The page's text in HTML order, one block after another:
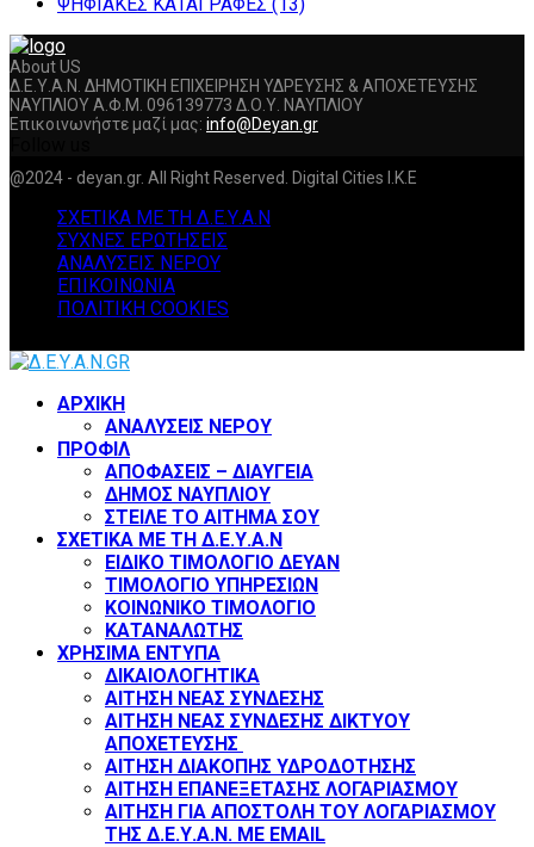
About US
Δ.Ε.Υ.Α.Ν. ΔΗΜΟΤΙΚΗ ΕΠΙΧΕΙΡΗΣΗ ΥΔΡΕΥΣΗΣ & ΑΠΟΧΕΤΕΥΣΗΣ
ΝΑΥΠΛΙΟΥ Α.Φ.Μ. 096139773 Δ.Ο.Υ. ΝΑΥΠΛΙΟΥ
Επικοινωνήστε μαζί μας: info@Deyan.gr
Facebook
Twitter
Instagram
Youtube
@2024 - deyan.gr. All Right Reserved. Digital Cities I.K.E
ΣΧΕΤΙΚΑ ΜΕ ΤΗ Δ.Ε.Υ.Α.Ν
ΣΥΧΝΕΣ ΕΡΩΤΗΣΕΙΣ
ΑΝΑΛΥΣΕΙΣ ΝΕΡΟΥ
ΕΠΙΚΟΙΝΩΝΙΑ
ΠΟΛΙΤΙΚΗ COOKIES
ΑΡΧΙΚΗ
ΑΝΑΛΥΣΕΙΣ ΝΕΡΟΥ
ΠΡΟΦΙΛ
ΑΠΟΦΑΣΕΙΣ – ΔΙΑΥΓΕΙΑ
ΔΗΜΟΣ ΝΑΥΠΛΙΟΥ
ΣΤΕΙΛΕ ΤΟ ΑΙΤΗΜΑ ΣΟΥ
ΣΧΕΤΙΚΑ ΜΕ ΤΗ Δ.Ε.Υ.Α.Ν
ΕΙΔΙΚΟ ΤΙΜΟΛΟΓΙΟ ΔΕΥΑΝ
ΤΙΜΟΛΟΓΙΟ ΥΠΗΡΕΣΙΩΝ
ΚΟΙΝΩΝΙΚΟ ΤΙΜΟΛΟΓΙΟ
ΚΑΤΑΝΑΛΩΤΗΣ
ΧΡΗΣΙΜΑ ΕΝΤΥΠΑ
ΔΙΚΑΙΟΛΟΓΗΤΙΚΑ
ΑΙΤΗΣΗ ΝΕΑΣ ΣΥΝΔΕΣΗΣ
ΑΙΤΗΣΗ ΝΕΑΣ ΣΥΝΔΕΣΗΣ ΔΙΚΤΥΟΥ
ΑΠΟΧΕΤΕΥΣΗΣ
ΑΙΤΗΣΗ ΔΙΑΚΟΠΗΣ ΥΔΡΟΔΟΤΗΣΗΣ
ΑΙΤΗΣΗ ΕΠΑΝΕΞΕΤΑΣΗΣ ΛΟΓΑΡΙΑΣΜΟΥ
ΑΙΤΗΣΗ ΓΙΑ ΑΠΟΣΤΟΛΗ ΤΟΥ ΛΟΓΑΡΙΑΣΜΟΥ
ΤΗΣ Δ.Ε.Υ.Α.Ν. ΜΕ EMAIL